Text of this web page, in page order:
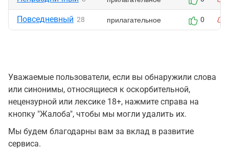
Повседневный 28 прилагательное 0
Уважаемые пользователи, если вы обнаружили слова
или синонимы, относящиеся к оскорбительной,
нецензурной или лексике 18+, нажмите справа на
кнопку "Жалоба", чтобы мы могли удалить их.
Мы будем благодарны вам за вклад в развитие
сервиса.